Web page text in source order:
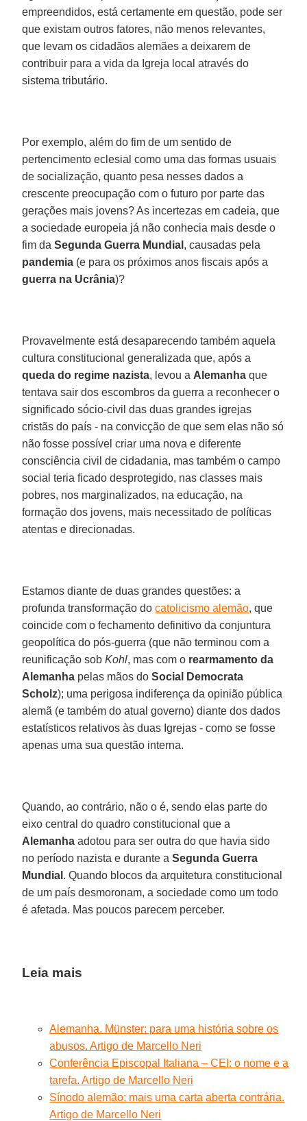
empreendidos, está certamente em questão, pode ser
que existam outros fatores, não menos relevantes,
que levam os cidadãos alemães a deixarem de
contribuir para a vida da Igreja local através do
sistema tributário.
Por exemplo, além do fim de um sentido de
pertencimento eclesial como uma das formas usuais
de socialização, quanto pesa nesses dados a
crescente preocupação com o futuro por parte das
gerações mais jovens? As incertezas em cadeia, que
a sociedade europeia já não conhecia mais desde o
fim daSegunda Guerra Mundial , causadas pela
pandemia (e para os próximos anos fiscais após a
guerra na Ucrânia)?
Provavelmente está desaparecendo também aquela
cultura constitucional generalizada que, após a
queda do regime nazista, levou a Alemanha que
tentava sair dos escombros da guerra a reconhecer o
significado sócio-civil das duas grandes igrejas
cristãs do país - na convicção de que sem elas não só
não fosse possível criar uma nova e diferente
consciência civil de cidadania, mas também o campo
social teria ficado desprotegido, nas classes mais
pobres, nos marginalizados, na educação, na
formação dos jovens, mais necessitado de políticas
atentas e direcionadas.
Estamos diante de duas grandes questões: a
profunda transformação docatolicismo alemão, que
coincide com o fechamento definitivo da conjuntura
geopolítica do pós-guerra (que não terminou com a
reunificação sobKohl, mas com o rearmamento da
Alemanha pelas mãos doSocial Democrata
Scholz); uma perigosa indiferença da opinião pública
alemã (e também do atual governo) diante dos dados
estatísticos relativos às duas Igrejas - como se fosse
apenas uma sua questão interna.
Quando, ao contrário, não o é, sendo elas parte do
eixo central do quadro constitucional que a
Alemanha adotou para ser outra do que havia sido
no período nazista e durante aSegunda Guerra
Mundial . Quando blocos da arquitetura constitucional
de um país desmoronam, a sociedade como um todo
é afetada. Mas poucos parecem perceber.
Leia mais
Alemanha. Münster: para uma história sobre os
abusos. Artigo de Marcello Neri
Conferência Episcopal Italiana – CEI: o nome e a
tarefa. Artigo de Marcello Neri
Sínodo alemão: mais uma carta aberta contrária.
Artigo de Marcello Neri